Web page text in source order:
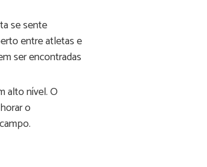
se sente
entre atletas e
ser encontradas
alto nível. O
o